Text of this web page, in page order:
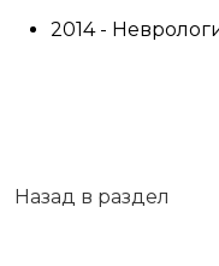
2014 -
Назад в раздел